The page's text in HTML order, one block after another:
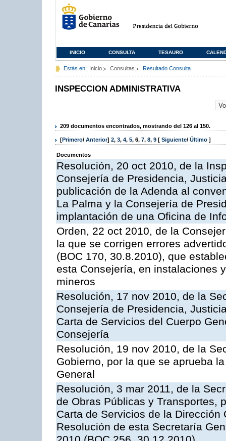
INICIO CONSULTA TESAURO
Estás en: Inicio Consultas Resultado Consulta
INSPECCION ADMINISTRATIVA
209 documentos encontrados, mostrando del 126 al 150.
[Primero/ Anterior] 2, 3, 4, 5, 6, 7, 8, 9 [ Siguiente/ Último ]
Documentos
Resolución, 20 oct 2010, de la
Consejería de Presidencia,
publicación de la Adenda al
La Palma y la Consejería de
implantación de una Oficina de
Orden, 22 oct 2010, de la
la que se corrigen errores
(BOC 170, 30.8.2010), que
esta Consejería, en instalaciones
mineros
Resolución, 17 nov 2010, de la
Consejería de Presidencia,
Carta de Servicios del Cuerpo
Consejería
Resolución, 19 nov 2010, de la
Gobierno, por la que se aprueba
General
Resolución, 3 mar 2011, de la
de Obras Públicas y Transportes,
Carta de Servicios de la
Resolución de esta Secretaría